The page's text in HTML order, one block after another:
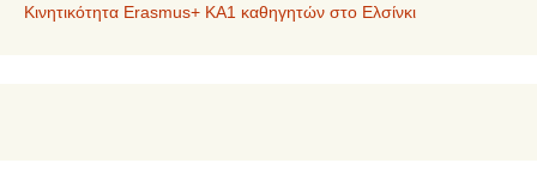
Κινητικότητα Erasmus+ KA1 καθηγητών στο Ελσίνκι